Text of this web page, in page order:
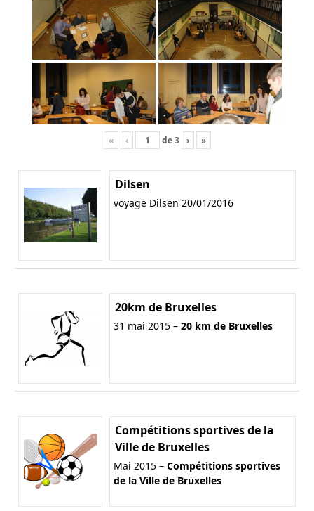
« ‹ de3 › »
Dilsen
voyage Dilsen 20/01/2016
20km de Bruxelles
31 mai 2015 – 20 km de Bruxelles
Compétitions sportives de la
Ville de Bruxelles
Mai 2015 – Compétitions sportives
de la Ville de Bruxelles